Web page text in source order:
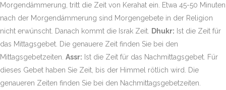
Morgendämmerung, tritt die Zeit von Kerahat ein. Etwa 45-50 Minuten
nach der Morgendämmerung sind Morgengebete in der Religion
nicht erwünscht. Danach kommt die Israk Zeit.
Dhukr: Ist die Zeit für
das Mittagsgebet. Die genauere Zeit finden Sie bei den
Mittagsgebetzeiten. Assr: Ist die Zeit für das Nachmittagsgebet. Für
dieses Gebet haben Sie Zeit, bis der Himmel rötlich wird. Die
genaueren Zeiten finden Sie bei den Nachmittagsgebetzeiten.